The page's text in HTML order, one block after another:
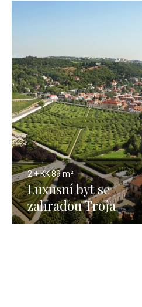
2 + KK89 m²
Luxusní byt se
zahradou Troja